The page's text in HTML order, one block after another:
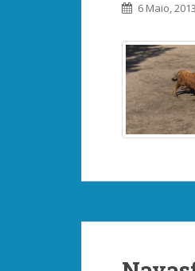
6 Maio, 2013